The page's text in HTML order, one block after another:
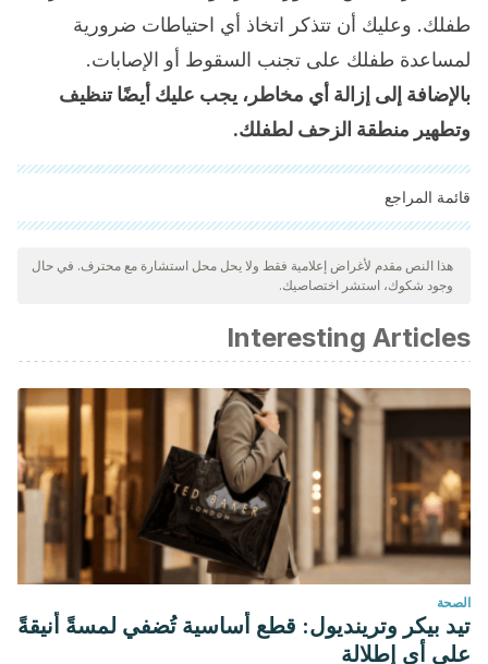
طفلك. وعليك أن تتذكر اتخاذ أي احتياطات ضرورية
لمساعدة طفلك على تجنب السقوط أو الإصابات.
بالإضافة إلى إزالة أي مخاطر، يجب عليك أيضًا تنظيف
وتطهير منطقة الزحف لطفلك.
قائمة المراجع
"تمت مراجعة جميع المصادر المذكورة بعناية شديدة من قبل فريقنا
لضمان جودتها وموثوقيتها وتحديثها وصحتها. تم اعتبار الببليوغرافيا لهذه
المقالة موثوقة ودقيقة من الناحية الأكاديمية أو العلمية.
de Avila Aburdene, R., & Castro Kukoc, M. (2005).
Relaciones con el inicio de la marcha, gateo, uso de
andadores y accidentes.Revista de la sociedad boliviana
de pediatría,44
(1), 11-14. Disponible en:
http://www.scielo.org.bo/pdf/rbp/v44n1/v44n1a03.pdf
Gómez Cruz, T. (2018). Parámetros normales del gateo.
Revisión bibliográfica. Disponible en:
http://diposit.ub.edu/dspace/bitstream/2445/124511/1/124511.pdf
López, S. (2012). La importancia del Gateo.Psicoactua,
, 2-1. Disponible en:
20121105174143_Importancia%20del%20gateo.pdf
هذا النص مقدم لأغراض إعلامية فقط ولا يحل محل استشارة مع محترف. في حال
وجود شكوك، استشر اختصاصيك.
Interesting Articles
الصحة
تيد بيكر وترينديول: قطع أساسية تُضفي لمسةً أنيقةً
على أي إطلالة